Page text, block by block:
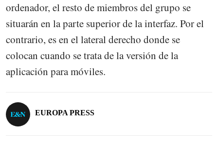
ordenador, el resto de miembros del grupo se
situarán en la parte superior de la interfaz. Por el
contrario, es en el lateral derecho donde se
colocan cuando se trata de la versión de la
aplicación para móviles.
EUROPA PRESS